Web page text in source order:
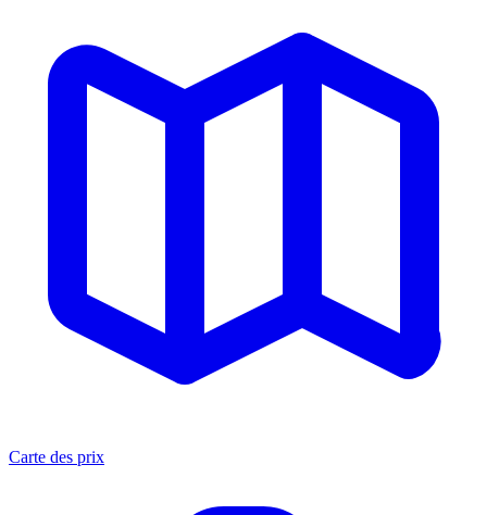
Carte des prix